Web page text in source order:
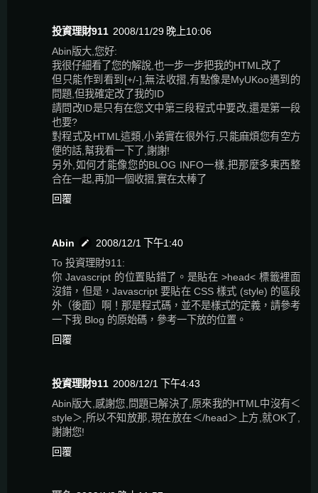
投資理財911 2008/11/29 晚上10:06
Abin版大,您好:
我很仔細看了您的解說,也一步一步把我的HTML改了
但只能作到看到[+/-],無法收摺,有點像是MyUKoo遇到的
問題,但我確定改了我的ID
請問改ID是只有在您文中第三段程式中要改,還是第一段
也要?
對程式及HTML這類,小弟實在很外行,只能麻煩您有空方
便的話,幫我看一下了,謝謝!
另外,如何才能像您的BLOG INFO一樣,把那麼多東西整
合在一起,再加一個收摺,實在太棒了
回覆
Abin
2008/12/1 下午1:40
To 投資理財911:
你 Javascript 的位置貼錯了。是貼在 >head< 標籤裡面
沒錯，但是，Javascript 要貼在 CSS 樣式 (style) 的區段
外（後面）啊！那是程式碼，並不是樣式的定義，請參考
一下我 Blog 的原始碼，參考一下放的位置。
回覆
投資理財911 2008/12/1 下午4:43
Abin版大,感謝您,問題已解決了,原來我的HTML中沒有＜
style＞,所以不知放那,現在放在＜/head＞上方,就OK了,
謝謝您!
回覆